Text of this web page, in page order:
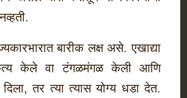
बारीक लक्ष असे. एखाद्या
केले वा टंगळमंगळ केली आणि
तर त्या त्यास योग्य धडा देत.